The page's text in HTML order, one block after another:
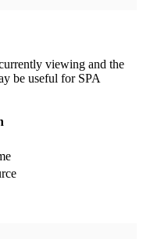
viewing and the
be useful for SPA